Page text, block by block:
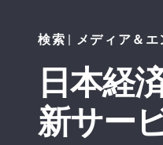
検索 メディア＆エ
日本経
新サー